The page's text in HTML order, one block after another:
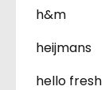
h&m
heijmans
hello fresh